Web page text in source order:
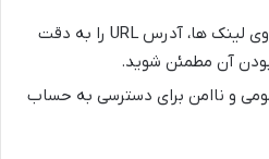
همیشه قبل از کلیک بر روی لینک ها، آدرس URL را به دقت
آن مطمئن شوید.
و ناامن برای دسترسی به حساب